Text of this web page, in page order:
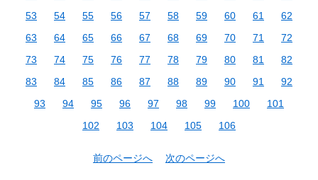
53
54 55 56 57 58 59 60 61
62
63
64 65 66 67 68 69 70 71
72
73
74 75 76 77 78 79 80 81
82
83
84 85 86 87 88 89 90 91
92
93
94 95 96 97 98 99 100
101
102
103 104 105 106
前のページへ 次のページへ